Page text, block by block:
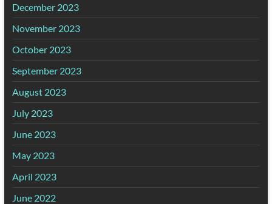
December 2023
November 2023
October 2023
September 2023
August 2023
July 2023
June 2023
May 2023
April 2023
June 2022